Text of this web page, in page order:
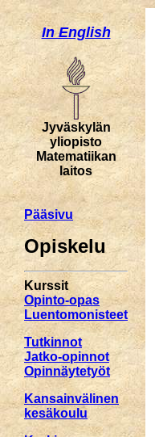
In English
Jyväskylän
yliopisto
Matematiikan
laitos
Pääsivu
Opiskelu
Kurssit
Opinto-opas
Luentomonisteet
Tutkinnot
Jatko-opinnot
Opinnäytetyöt
Kansainvälinen
kesäkoulu